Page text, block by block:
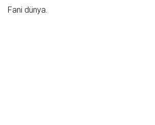
Fani dünya.